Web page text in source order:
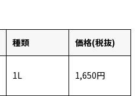
種類 価格(税抜)
1L 1,650円